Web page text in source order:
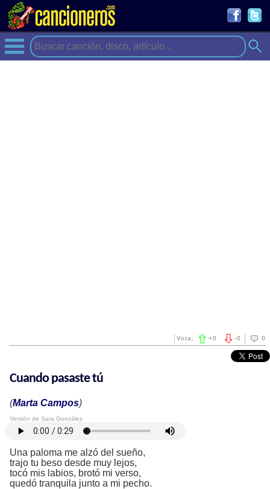
0
-0
Vota: +0
Cuando pasaste tú
(Marta Campos)
Versión de Sara González
Una paloma me alzó del sueño,
trajo tu beso desde muy lejos,
tocó mis labios, brotó mi verso,
quedó tranquila junto a mi pecho.